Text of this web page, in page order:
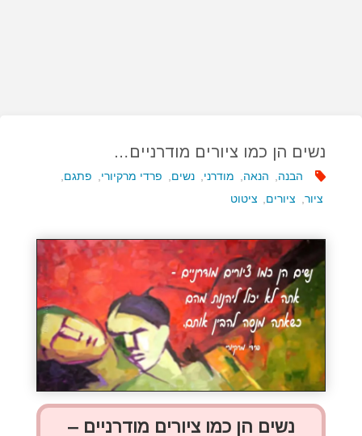
נשים הן כמו ציורים מודרניים…
הבנה הנאה מודרני נשים פרדי מרקיורי פתגם
ציור, ציורים ציטוט
נשים הן כמו ציורים מודרניים –